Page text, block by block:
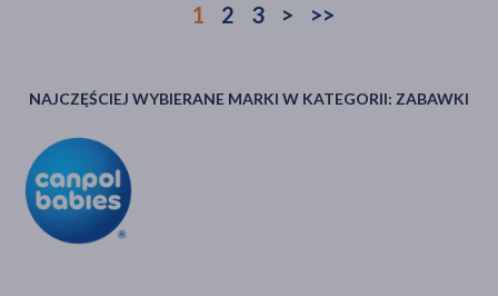
1 2 3 > >>
NAJCZĘŚCIEJ WYBIERANE MARKI W KATEGORII: ZABAWKI